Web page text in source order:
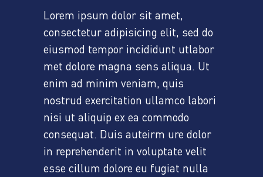
Lorem ipsum dolor sit amet,
consectetur adipisicing elit, sed do
eiusmod tempor incididunt utlabor
met dolore magna sens aliqua. Ut
enim ad minim veniam, quis
nostrud exercitation ullamco labori
nisi ut aliquip ex ea commodo
consequat. Duis auteirm ure dolor
in reprehenderit in voluptate velit
esse cillum dolore eu fugiat nulla